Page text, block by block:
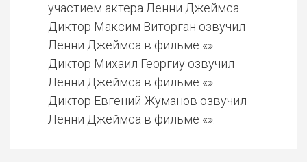
участием актера Ленни Джеймса.
Диктор Максим Виторган озвучил
Ленни Джеймса в фильме «».
Диктор Михаил Георгиу озвучил
Ленни Джеймса в фильме «».
Диктор Евгений Жуманов озвучил
Ленни Джеймса в фильме «».